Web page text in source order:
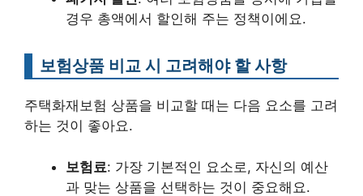
경우 총액에서 할인해 주는 정책이에요.
보험상품 비교 시 고려해야 할 사항
주택화재보험 상품을 비교할 때는 다음 요소를 고려
하는 것이 좋아요.
보험료: 가장 기본적인 요소로, 자신의 예산
과 맞는 상품을 선택하는 것이 중요해요.